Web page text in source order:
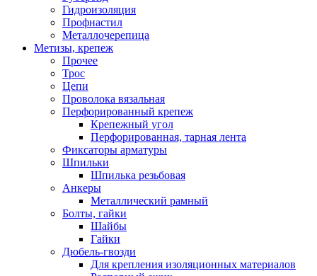
Гидроизоляция
Профнастил
Металлочерепица
Метизы, крепеж
Прочее
Трос
Цепи
Проволока вязальная
Перфорированный крепеж
Крепежный угол
Перфорированная, тарная лента
Фиксаторы арматуры
Шпильки
Шпилька резьбовая
Анкеры
Металлический рамный
Болты, гайки
Шайбы
Гайки
Дюбель-гвозди
Для крепления изоляционных материалов